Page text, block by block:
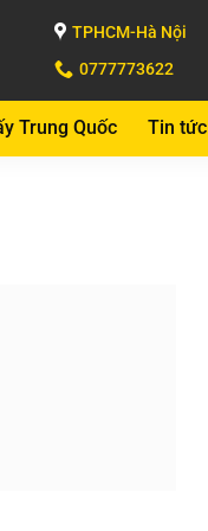
TPHCM-Hà Nội
0777773622
Trung Quốc Tin tức